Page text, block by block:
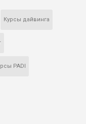
Курсы дайвинга
PADI